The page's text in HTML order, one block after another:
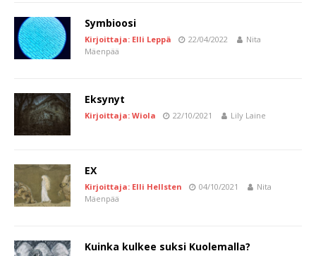
Symbioosi
Kirjoittaja: Elli Leppä 22/04/2022
Nita
Mäenpää
Eksynyt
Kirjoittaja: Wiola 22/10/2021 Lily Laine
EX
Kirjoittaja: Elli Hellsten 04/10/2021
Nita
Mäenpää
Kuinka kulkee suksi Kuolemalla?